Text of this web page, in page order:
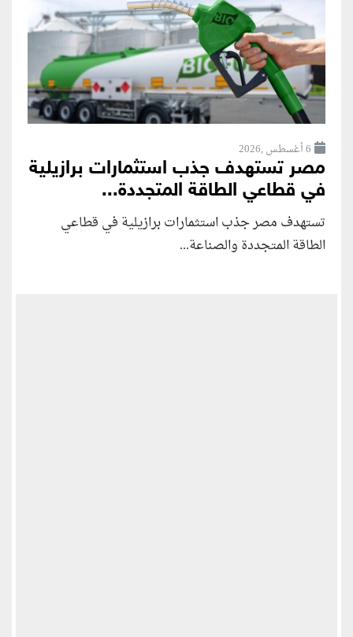
6 أغسطس ,2026
مصر تستهدف جذب استثمارات برازيلية
في قطاعي الطاقة المتجددة...
تستهدف مصر جذب استثمارات برازيلية في قطاعي
الطاقة المتجددة والصناعة...